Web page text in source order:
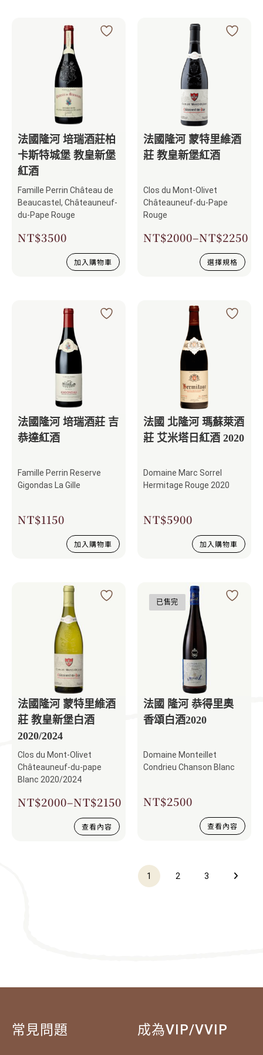
法國隆河 培瑞酒莊柏
卡斯特城堡 教皇新堡
紅酒
Famille Perrin Château de
Beaucastel, Châteauneuf-
du-Pape Rouge
NT$3500
加入購物車
法國隆河 蒙特里維酒
莊 教皇新堡紅酒
Clos du Mont-Olivet
Châteauneuf-du-Pape
Rouge
NT$2000–NT$2250
選擇規格
法國隆河 培瑞酒莊 吉
恭達紅酒
Famille Perrin Reserve
Gigondas La Gille
NT$1150
加入購物車
法國 北隆河 瑪蘇萊酒
莊 艾米塔日紅酒 2020
Domaine Marc Sorrel
Hermitage Rouge 2020
NT$5900
加入購物車
法國隆河 蒙特里維酒
莊 教皇新堡白酒
2020/2024
Clos du Mont-Olivet
Châteauneuf-du-pape
Blanc 2020/2024
NT$2000–NT$2150
查看內容
已售完
法國 隆河 恭得里奧
香頌白酒2020
Domaine Monteillet
Condrieu Chanson Blanc
NT$2500
查看內容
1 2 3
常見問題 成為VIP/VVIP